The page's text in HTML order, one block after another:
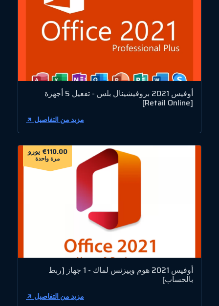
أوفيس 2021 بروفيشينال بلس - تفعيل 5 أجهزة
[Retail Online]
مزيد من التفاصيل
€110.00 يورو
مرة واحدة
أوفيس 2021 هوم وبيزنس لماك - 1 جهاز [ربط
بالحساب]
مزيد من التفاصيل